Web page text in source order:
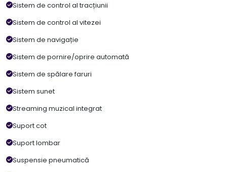
Sistem de control al tracțiunii
Sistem de control al vitezei
Sistem de navigație
Sistem de pornire/oprire automată
Sistem de spălare faruri
Sistem sunet
Streaming muzical integrat
Suport cot
Suport lombar
Suspensie pneumatică